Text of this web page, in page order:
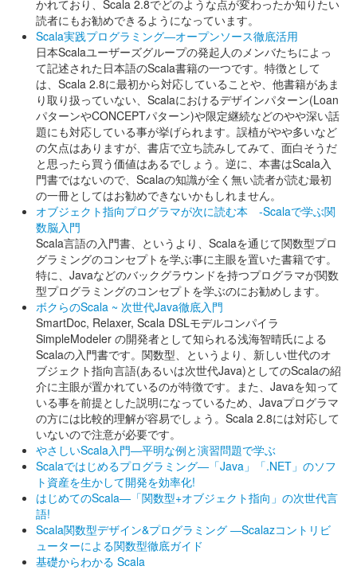
かれており、Scala 2.8でどのような点が変わったか知りたい
読者にもお勧めできるようになっています。
Scala実践プログラミング―オープンソース徹底活用
日本Scalaユーザーズグループの発起人のメンバたちによっ
て記述された日本語のScala書籍の一つです。特徴として
は、Scala 2.8に最初から対応していることや、他書籍があま
り取り扱っていない、Scalaにおけるデザインパターン(Loan
パターンやCONCEPTパターン)や限定継続などのやや深い話
題にも対応している事が挙げられます。誤植がやや多いなど
の欠点はありますが、書店で立ち読みしてみて、面白そうだ
と思ったら買う価値はあるでしょう。逆に、本書はScala入
門書ではないので、Scalaの知識が全く無い読者が読む最初
の一冊としてはお勧めできないかもしれません。
オブジェクト指向プログラマが次に読む本 -Scalaで学ぶ関
数脳入門
Scala言語の入門書、というより、Scalaを通じて関数型プロ
グラミングのコンセプトを学ぶ事に主眼を置いた書籍です。
特に、Javaなどのバックグラウンドを持つプログラマが関数
型プログラミングのコンセプトを学ぶのにお勧めします。
ボクらのScala ~ 次世代Java徹底入門
SmartDoc, Relaxer, Scala DSLモデルコンパイラ
SimpleModeler の開発者として知られる浅海智晴氏による
Scalaの入門書です。関数型、というより、新しい世代のオ
ブジェクト指向言語(あるいは次世代Java)としてのScalaの紹
介に主眼が置かれているのが特徴です。また、Javaを知って
いる事を前提とした説明になっているため、Javaプログラマ
の方には比較的理解が容易でしょう。Scala 2.8には対応して
いないので注意が必要です。
やさしいScala入門―平明な例と演習問題で学ぶ
Scalaではじめるプログラミング―「Java」「.NET」のソフ
ト資産を生かして開発を効率化!
はじめてのScala―「関数型+オブジェクト指向」の次世代言
語!
Scala関数型デザイン&プログラミング ―Scalazコントリビ
ューターによる関数型徹底ガイド
基礎からわかる Scala